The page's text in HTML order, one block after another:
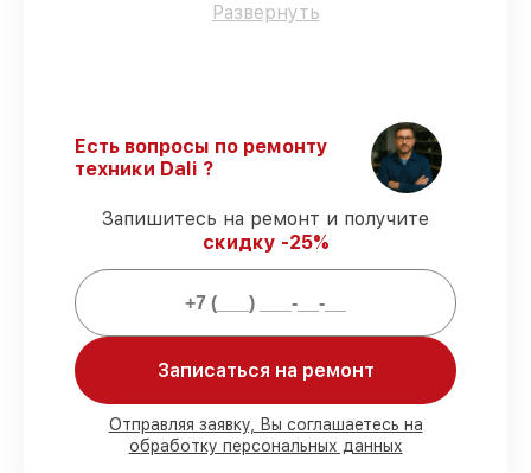
навыков, что подтверждает уровень их
Поддержка после ремонта
– все
работы и запчасти защищены сервисной
Мы гарантируем:
присутствии
деталей Dali готовы к установке в
Москве, остальные доставляются быстро
Фирменные детали Dali и проверенные
реплики– под любые запросы
Развернуть
Есть вопросы по ремонту
техники Dali ?
Запишитесь на ремонт и получите
скидку -25%
Записаться на ремонт
Отправляя заявку, Вы соглашаетесь на
обработку персональных данных